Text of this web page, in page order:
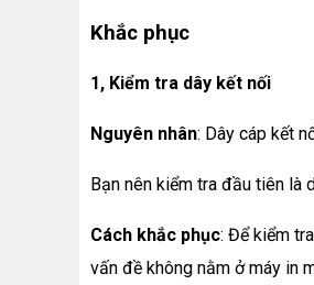
Khắc phục
1, Kiểm tra dây kết nối
Nguyên nhân: Dây cáp kết
Bạn nên kiểm tra đầu tiên là
Cách khắc phục: Để kiểm
vấn đề không nằm ở máy in